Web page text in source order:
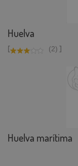
Huelva
[ (2) ]
Huelva marítima